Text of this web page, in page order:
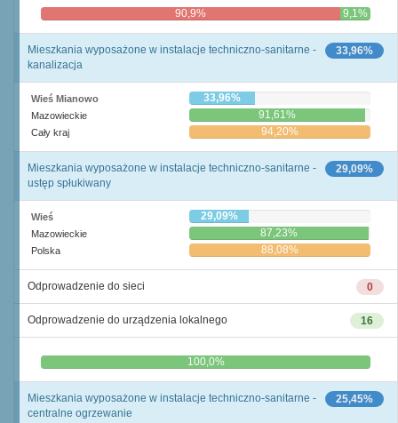
90,9% 9,1%
33,96%
Mieszkania wyposażone w instalacje techniczno-sanitarne -
kanalizacja
Wieś Mianowo 33,96%
Mazowieckie 91,61%
Cały kraj 94,20%
29,09%
Mieszkania wyposażone w instalacje techniczno-sanitarne -
ustęp spłukiwany
Wieś 29,09%
Mazowieckie 87,23%
Polska 88,08%
0
Odprowadzenie do sieci
16
Odprowadzenie do urządzenia lokalnego
0,0% 100,0%
25,45%
Mieszkania wyposażone w instalacje techniczno-sanitarne -
centralne ogrzewanie